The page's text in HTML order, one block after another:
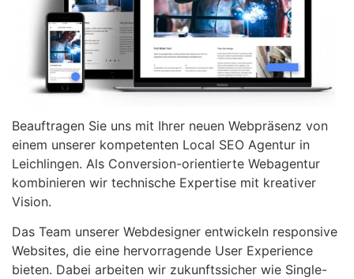
Beauftragen Sie uns mit Ihrer neuen Webpräsenz von
einem unserer kompetenten Local SEO Agentur in
Leichlingen. Als Conversion-orientierte Webagentur
kombinieren wir technische Expertise mit kreativer
Vision.
Das Team unserer Webdesigner entwickeln responsive
Websites, die eine hervorragende User Experience
bieten. Dabei arbeiten wir zukunftssicher wie Single-